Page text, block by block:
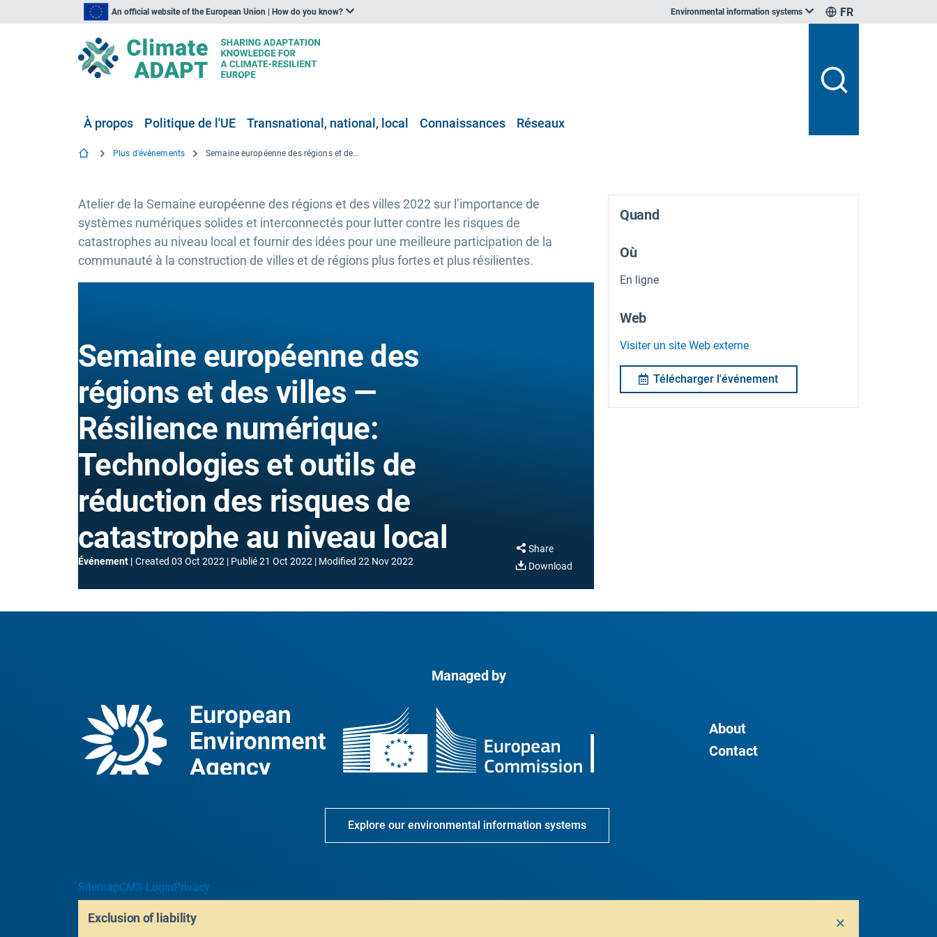
An official website of the European Union | How do you know? Environmental information systems FR
À propos Politique de l'UE Transnational, national, local Connaissances Réseaux
Plus d'événements Semaine européenne des régions et des villes — Résilience numérique: Technologies et outils de réduction des risques de catastrophe au niveau local
Atelier de la Semaine européenne des régions et des villes 2022 sur l’importance de
systèmes numériques solides et interconnectés pour lutter contre les risques de
catastrophes au niveau local et fournir des idées pour une meilleure participation de la
communauté à la construction de villes et de régions plus fortes et plus résilientes.
Semaine européenne des
régions et des villes —
Résilience numérique:
Technologies et outils de
réduction des risques de
catastrophe au niveau local
Événement Created 03 Oct 2022 Publié21 Oct 2022 Modified 22 Nov 2022
Share
Download
Quand
Où
En ligne
Web
Visiter un site Web externe
Télécharger l'événement
Managed by
About
Contact
Explore our environmental information systems
SitemapCMS LoginPrivacy
Exclusion of liability